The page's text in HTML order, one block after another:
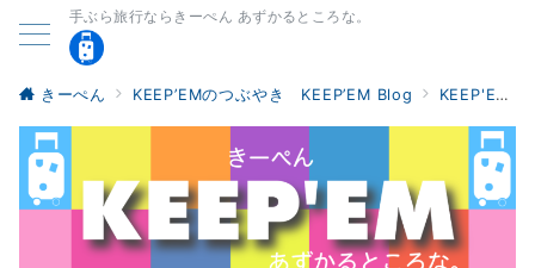
手ぶら旅行ならきーぺん あずかるところな。
きーぺん KEEP’EMのつぶやき KEEP’EM Blog KEEP'EM Blog